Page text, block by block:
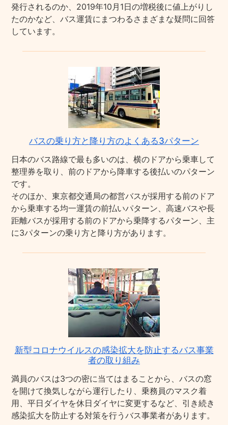
発行されるのか、2019年10月1日の増税後に値上がりし
たのかなど、バス運賃にまつわるさまざまな疑問に回答
しています。
バスの乗り方と降り方のよくある3パターン
日本のバス路線で最も多いのは、横のドアから乗車して
整理券を取り、前のドアから降車する後払いのパターン
です。
そのほか、東京都交通局の都営バスが採用する前のドア
から乗車する均一運賃の前払いパターン、高速バスや長
距離バスが採用する前のドアから乗降するパターン、主
に3パターンの乗り方と降り方があります。
新型コロナウイルスの感染拡大を防止するバス事業
者の取り組み
満員のバスは3つの密に当てはまることから、バスの窓
を開けて換気しながら運行したり、乗務員のマスク着
用、平日ダイヤを休日ダイヤに変更するなど、引き続き
感染拡大を防止する対策を行うバス事業者があります。